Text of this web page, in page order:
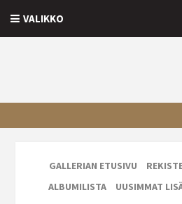
VALIKKO
GALLERIAN ETUSIVU
ALBUMILISTA
UUSIMMAT